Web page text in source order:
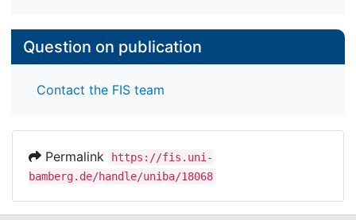
Question on publication
Contact the FIS team
Permalink
https://fis.uni-
bamberg.de/handle/uniba/18068